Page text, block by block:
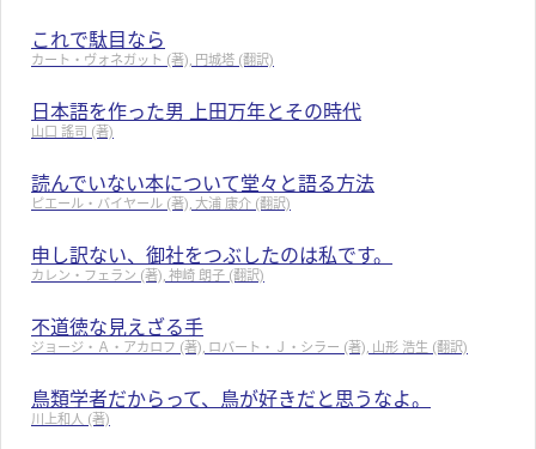
これで駄目なら
カート・ヴォネガット (著), 円城塔 (翻訳)
日本語を作った男 上田万年とその時代
山口 謠司 (著)
読んでいない本について堂々と語る方法
ピエール・バイヤール (著), 大浦 康介 (翻訳)
申し訳ない、御社をつぶしたのは私です。
カレン・フェラン (著), 神崎 朗子 (翻訳)
不道徳な見えざる手
ジョージ・Ａ・アカロフ (著), ロバート・Ｊ・シラー (著), 山形 浩生 (翻訳)
鳥類学者だからって、鳥が好きだと思うなよ。
川上和人 (著)